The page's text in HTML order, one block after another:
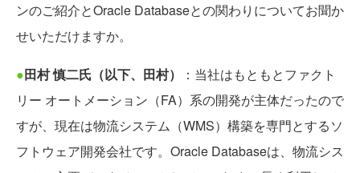
ンのご紹介とOracle Databaseとの関わりについてお聞か
せいただけますか。
●田村 慎二氏（以下、田村）
：当社はもともとファクト
リー オートメーション（FA）系の開発が主体だったので
すが、現在は物流システム（WMS）構築を専門とするソ
フトウェア開発会社です。Oracle Databaseは、物流シス